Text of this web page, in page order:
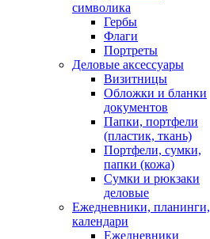
символика
Гербы
Флаги
Портреты
Деловые аксессуары
Визитницы
Обложки и бланки
документов
Папки, портфели
(пластик, ткань)
Портфели, сумки,
папки (кожа)
Сумки и рюкзаки
деловые
Ежедневники, планинги,
календари
Ежедневники